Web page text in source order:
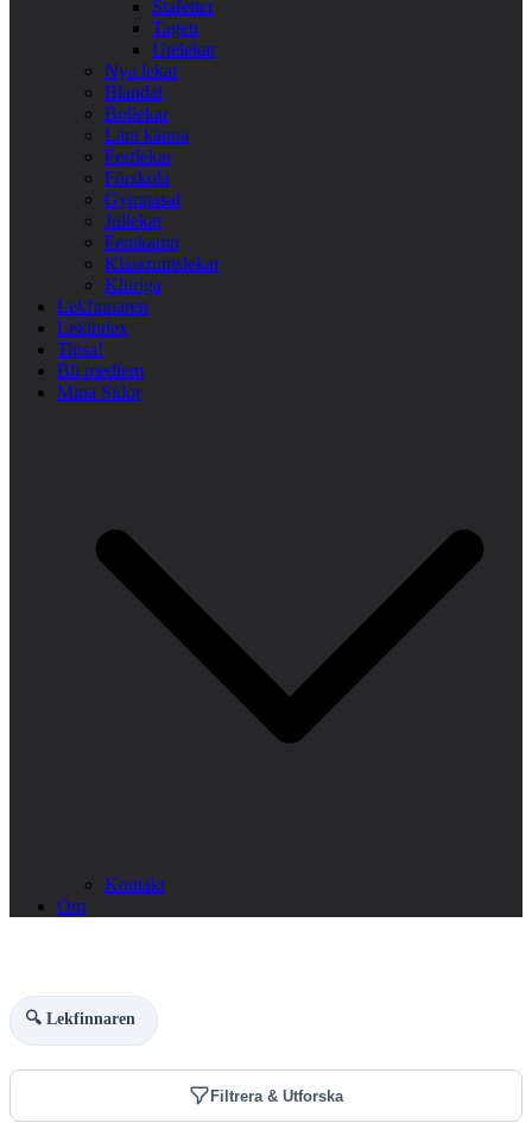
Stafetter
Tagen
Utelekar
Nya lekar
Blandat
Bollekar
Lära känna
Festlekar
Förskola
Gympasal
Jullekar
Femkamp
Klassrumslekar
Kluriga
Lekfinnaren
Lekindex
Tipsa!
Bli medlem
Mina Sidor
Kontakt
Om
🔍 Lekfinnaren
Filtrera & Utforska